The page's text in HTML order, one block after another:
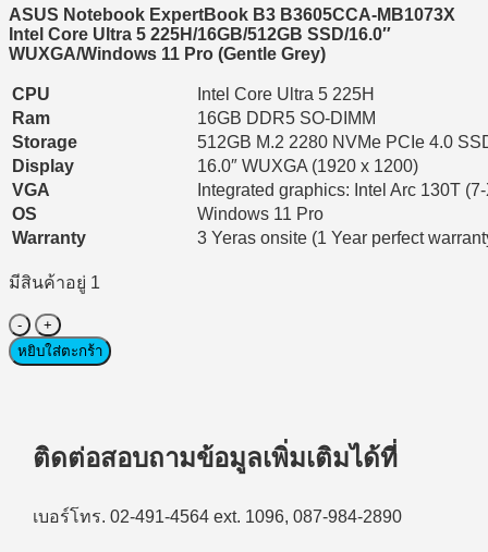
ASUS Notebook ExpertBook B3 B3605CCA-MB1073X
Intel Core Ultra 5 225H/16GB/512GB SSD/16.0″
WUXGA/Windows 11 Pro (Gentle Grey)
CPU
Intel Core Ultra 5 225H
Ram
16GB DDR5 SO-DIMM
Storage
512GB M.2 2280 NVMe PCIe 4.0
Display
16.0″ WUXGA (1920 x 1200)
VGA
Integrated graphics: Intel Arc 130T
OS
Windows 11 Pro
Warranty
3 Yeras onsite (1 Year perfect
มีสินค้าอยู่ 1
จำนวน
Notebook
Asus
ExpertBook
B3605CCA-
MB1073X
หยิบใส่ตะกร้า
ติดต่อสอบถามข้อมูลเพิ่มเติมได้ที่
เบอร์โทร. 02-491-4564 ext. 1096, 087-984-2890